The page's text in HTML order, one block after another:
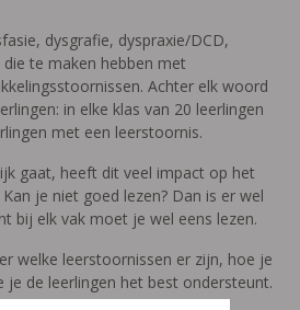
dysgrafie, dyspraxie/DCD,
te maken hebben met
Achter elk woord
in elke klas van 20 leerlingen
met een leerstoornis.
gaat, heeft dit veel impact op het
je niet goed lezen? Dan is er wel
bij elk vak moet je wel eens lezen.
welke leerstoornissen er zijn, hoe je
je de leerlingen het best ondersteunt.